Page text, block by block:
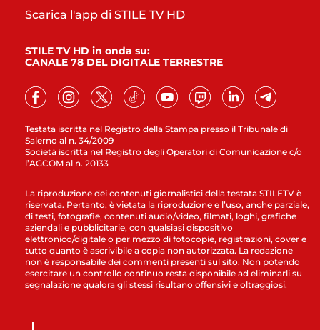
Testata iscritta nel Registro della Stampa presso il Tribunale di
Salerno al n. 34/2009
Società iscritta nel Registro degli Operatori di Comunicazione c/o
l’AGCOM al n. 20133
Scarica l'app di STILE TV HD
STILE TV HD in onda su:
CANALE 78 DEL DIGITALE TERRESTRE
La riproduzione dei contenuti giornalistici della testata STILETV è
riservata. Pertanto, è vietata la riproduzione e l’uso, anche parziale,
di testi, fotografie, contenuti audio/video, filmati, loghi, grafiche
aziendali e pubblicitarie, con qualsiasi dispositivo
elettronico/digitale o per mezzo di fotocopie, registrazioni, cover e
tutto quanto è ascrivibile a copia non autorizzata. La redazione
non è responsabile dei commenti presenti sul sito. Non potendo
esercitare un controllo continuo resta disponibile ad eliminarli su
segnalazione qualora gli stessi risultano offensivi e oltraggiosi.